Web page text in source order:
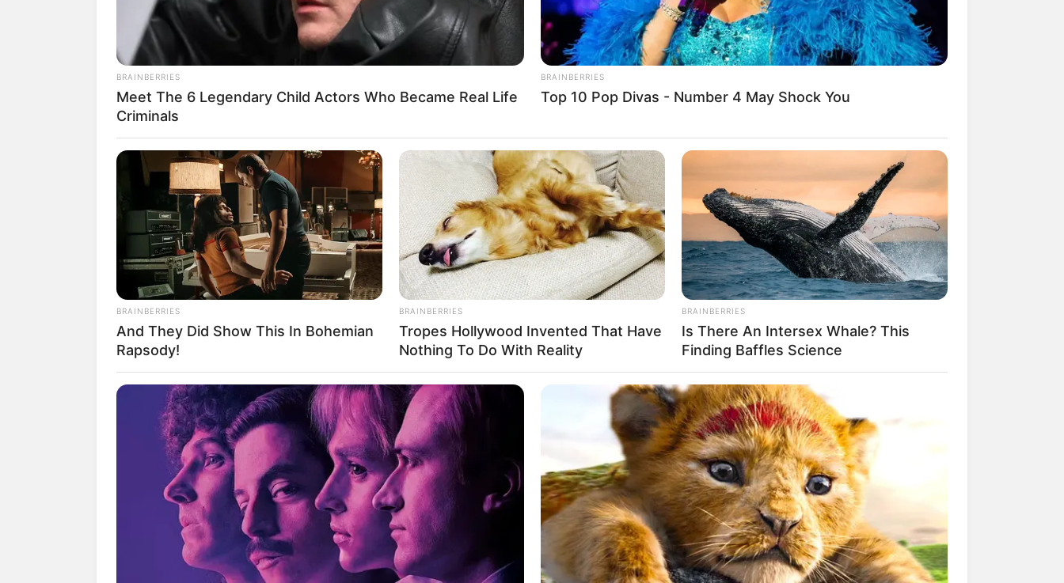
(foto: pinterest)
2. Selain model pendek, ada juga yang modelnya panjang. Dengan ini gak takut
kulit makin hitam deh
10 Desain Kanopi Tempat
Tidur, Serasa Beristirahat di
Tampil Lebih Modern, 7 Potret
Hasil Renovasi Rumah Berusia
90 Tahun
BRAINBERRIES
Meet The 6 Legendary Child Actors Who Became Real Life
Criminals
BRAINBERRIES
Top 10 Pop Divas - Number 4 May Shock You
BRAINBERRIES
And They Did Show This In Bohemian
Rapsody!
BRAINBERRIES
Tropes Hollywood Invented That Have
Nothing To Do With Reality
BRAINBERRIES
Is There An Intersex Whale? This
Finding Baffles Science